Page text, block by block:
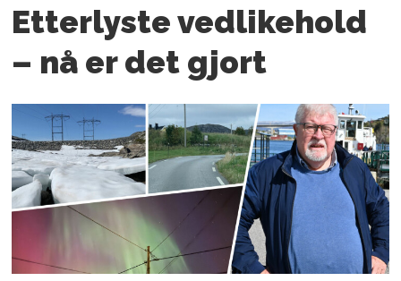
Etterlyste vedlikehold
– nå er det gjort